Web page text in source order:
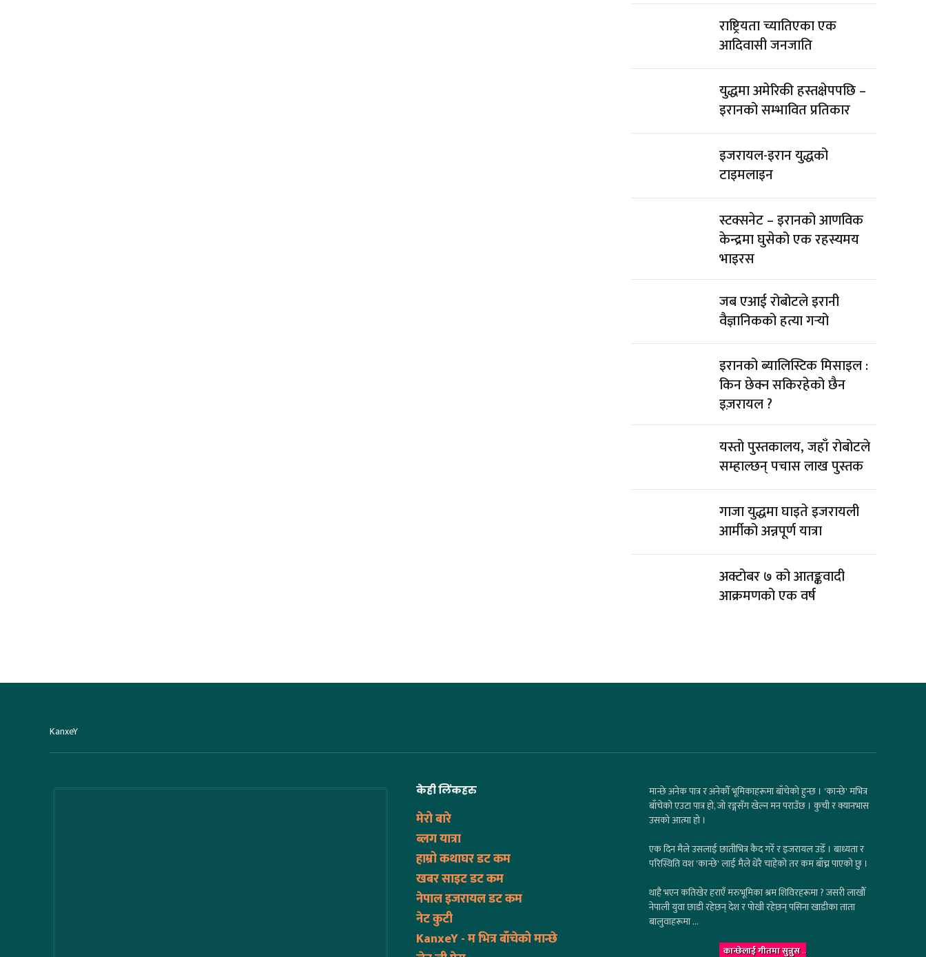
राष्ट्रियता च्यातिएका एक
आदिवासी जनजाति
युद्धमा अमेरिकी हस्तक्षेपपछि –
इरानको सम्भावित प्रतिकार
इजरायल-इरान युद्धको
टाइमलाइन
स्टक्सनेट – इरानको आणविक
केन्द्रमा घुसेको एक रहस्यमय
भाइरस
जब एआई रोबोटले इरानी
वैज्ञानिकको हत्या गर्‍यो
इरानको ब्यालिस्टिक मिसाइल :
किन छेक्न सकिरहेको छैन
इज़रायल ?
यस्तो पुस्तकालय, जहाँ रोबोटले
सम्हाल्छन् पचास लाख पुस्तक
गाजा युद्धमा घाइते इजरायली
आर्मीको अन्नपूर्ण यात्रा
अक्टोबर ७ को आतङ्कवादी
आक्रमणको एक वर्ष
KanxeY
केही लिंकहरु
मेरो बारे
ब्लग यात्रा
हाम्रो कथाघर डट कम
खबर साइट डट कम
नेपाल इजरायल डट कम
नेट कुटी
KanxeY - म भित्र बाँचेको मान्छे
मान्छे अनेक पात्र र अनेकौँ भूमिकाहरूमा बाँचेको हुन्छ । 'कान्छे' मभित्र
बाँचेको एउटा पात्र हो, जो रङ्गसँग खेल्न मन पराउँछ । कुची र क्यानभास
उसको आत्मा हो ।
एक दिन मैले उसलाई छातीभित्र कैद गरेँ र इजरायल उडेँ । बाध्यता र
परिस्थिति वश 'कान्छे' लाई मैले धेरै चाहेको तर कम बाँच्न पाएको छु ।
थाहै भएन कतिखेर हराएँ मरुभूमिका श्रम शिविरहरूमा ? जसरी लाखौँ
नेपाली युवा छाडी रहेछन् देश र पोखी रहेछन् पसिना खाडीका ताता
बालुवाहरूमा ...
कान्छेलाई गीतमा सुन्नुस..